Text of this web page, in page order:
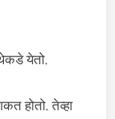
येतो.
होतो. तेव्हा